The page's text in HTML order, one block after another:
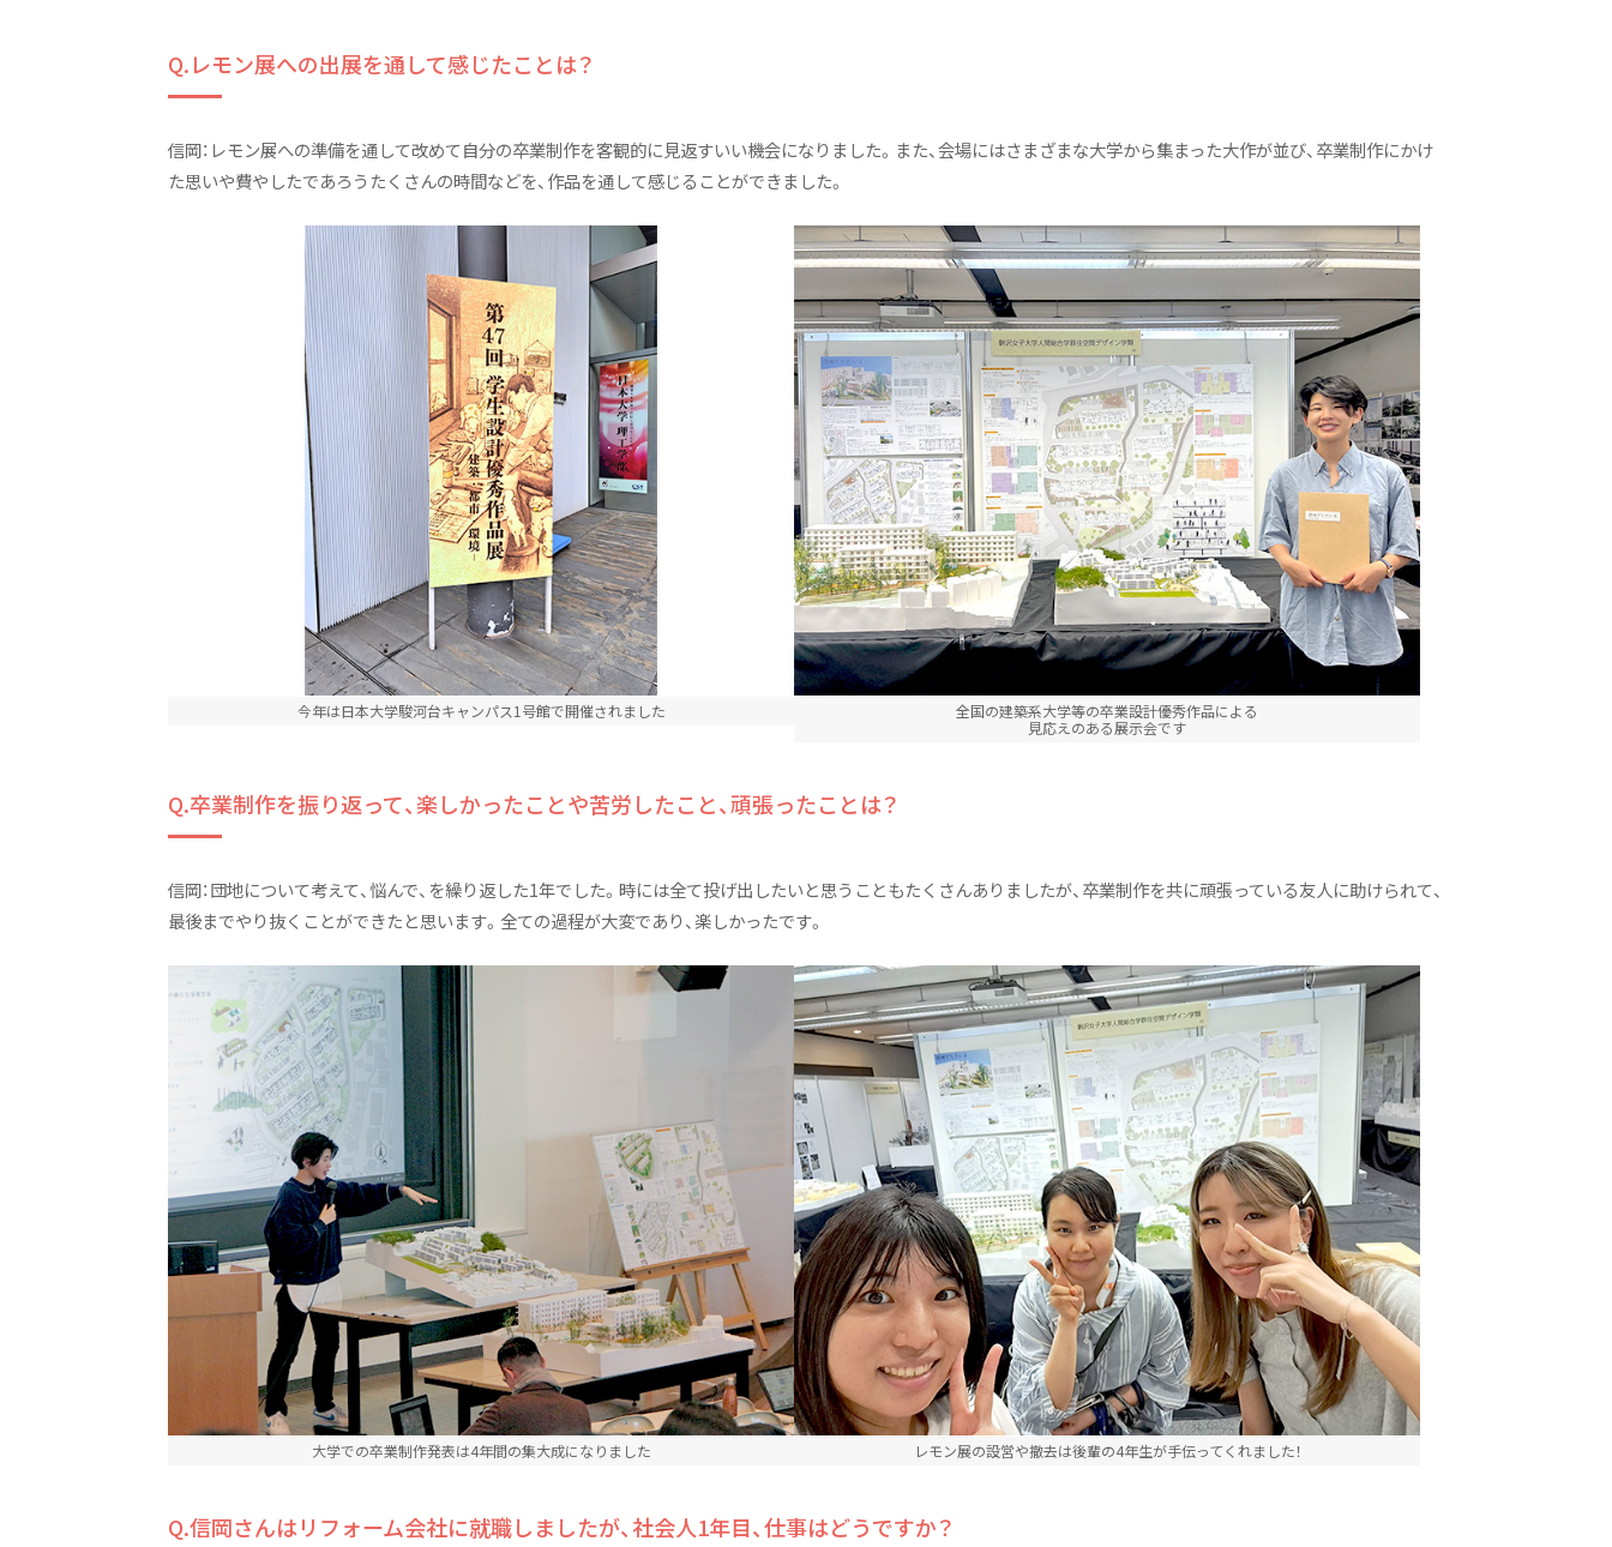
Q.レモン展への出展を通して感じたことは？
信岡：レモン展への準備を通して改めて自分の卒業制作を客観的に見返すいい機会になりました。また、会場にはさまざまな大学から集まった大作が並び、卒業制作にかけ
た思いや費やしたであろうたくさんの時間などを、作品を通して感じることができました。
今年は日本大学駿河台キャンパス1号館で開催されました
全国の建築系大学等の卒業設計優秀作品による
見応えのある展示会です
Q.卒業制作を振り返って、楽しかったことや苦労したこと、頑張ったことは？
信岡：団地について考えて、悩んで、を繰り返した1年でした。時には全て投げ出したいと思うこともたくさんありましたが、卒業制作を共に頑張っている友人に助けられて、
最後までやり抜くことができたと思います。全ての過程が大変であり、楽しかったです。
大学での卒業制作発表は4年間の集大成になりました レモン展の設営や撤去は後輩の4年生が手伝ってくれました！
Q.信岡さんはリフォーム会社に就職しましたが、社会人1年目、仕事はどうですか？